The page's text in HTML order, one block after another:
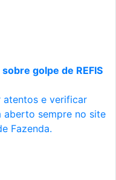
golpe de REFIS
atentos e verificar
aberto sempre no site
Fazenda.